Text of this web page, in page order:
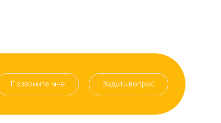
Позвоните мне Задать вопрос